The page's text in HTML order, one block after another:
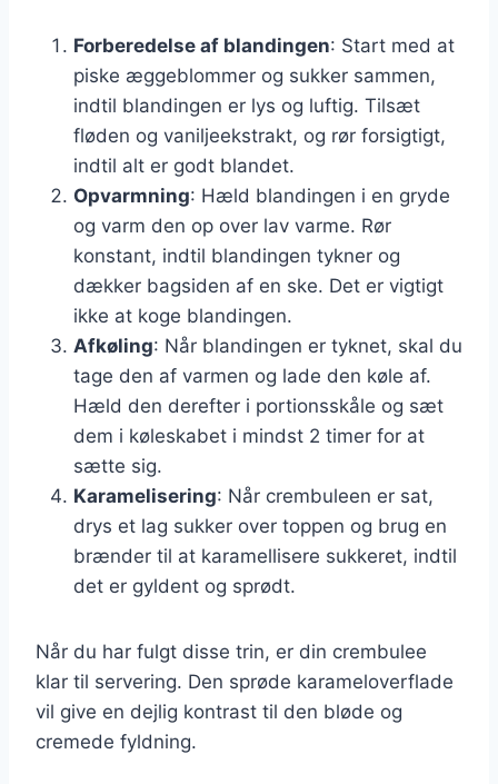
Forberedelse af blandingen: Start med at
piske æggeblommer og sukker sammen,
indtil blandingen er lys og luftig. Tilsæt
fløden og vaniljeekstrakt, og rør forsigtigt,
indtil alt er godt blandet.
Opvarmning: Hæld blandingen i en gryde
og varm den op over lav varme. Rør
konstant, indtil blandingen tykner og
dækker bagsiden af en ske. Det er vigtigt
ikke at koge blandingen.
Afkøling: Når blandingen er tyknet, skal du
tage den af varmen og lade den køle af.
Hæld den derefter i portionsskåle og sæt
dem i køleskabet i mindst 2 timer for at
sætte sig.
Karamelisering: Når crembuleen er sat,
drys et lag sukker over toppen og brug en
brænder til at karamellisere sukkeret, indtil
det er gyldent og sprødt.
Når du har fulgt disse trin, er din crembulee
klar til servering. Den sprøde karameloverflade
vil give en dejlig kontrast til den bløde og
cremede fyldning.